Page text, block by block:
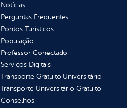
Notícias
Perguntas Frequentes
Pontos Turísticos
População
Professor Conectado
Serviços Digitais
Transporte Gratuito Universitário
Transporte Universitário Gratuito
Conselhos